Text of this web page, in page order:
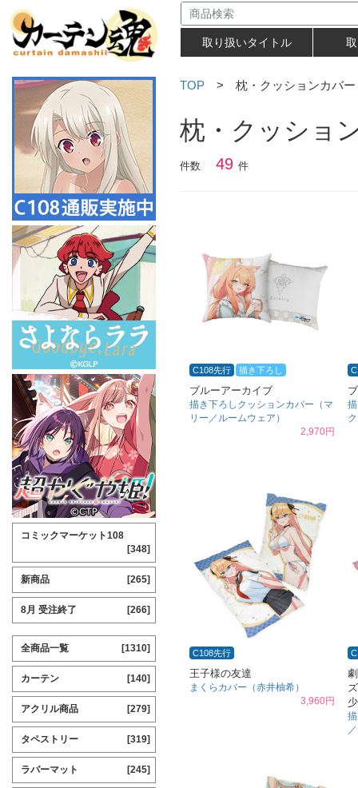
取り扱いタイトル
TOP > 枕・クッションカバー
枕・クッショ
件数 49 件
C108先行 描き下ろし
ブルーアーカイブ
描き下ろしクッションカバー（マ
リー／ルームウェア）
2,970円
C108先行
王子様の友達
まくらカバー（赤井柚希）
3,960円
コミックマーケット108
[348]
新商品 [265]
8月 受注終了 [266]
全商品一覧 [1310]
カーテン [140]
アクリル商品 [279]
タペストリー [319]
ラバーマット [245]